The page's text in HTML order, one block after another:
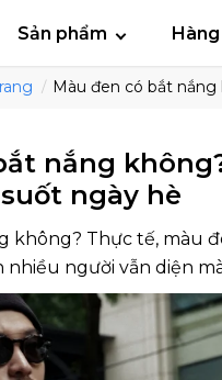
Sản phẩm
Màu đen có bắt
nắng
ngày hè
không? Thực tế, màu
người vẫn diện